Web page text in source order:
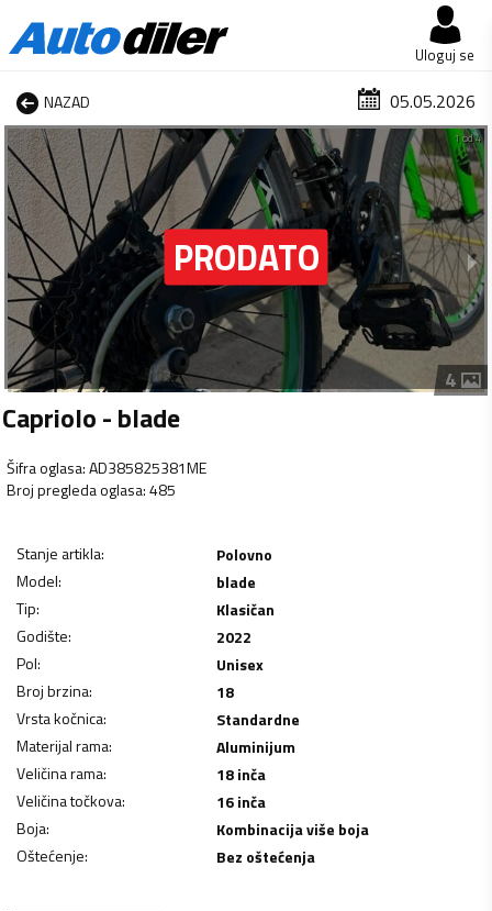
Uloguj se
NAZAD 05.05.2026
1 od 4
4
Capriolo - blade
Šifra oglasa:AD385825381ME
Broj pregleda oglasa:485
Stanje artikla:
Polovno
Model:
blade
Tip:
Klasičan
Godište:
2022
Pol:
Unisex
Broj brzina:
18
Vrsta kočnica:
Standardne
Materijal rama:
Aluminijum
Veličina rama:
18 inča
Veličina točkova:
16 inča
Boja:
Kombinacija više boja
Oštećenje: Bez oštećenja